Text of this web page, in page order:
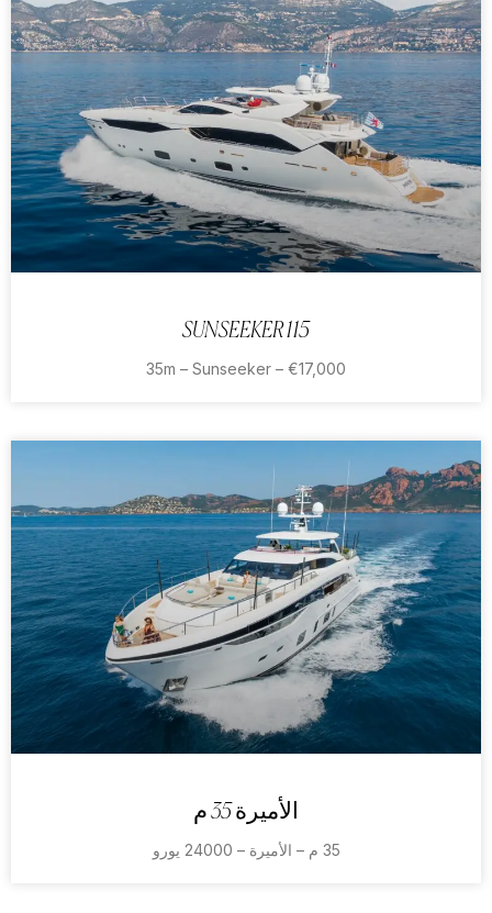
SUNSEEKER 115
35m – Sunseeker – €17,000
الأميرة 35 م
35 م – الأميرة – 24000 يورو